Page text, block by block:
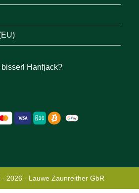
Hanfjack?
2026 - Lauwe Zaunreither GbR